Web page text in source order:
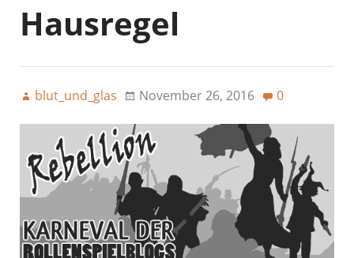
Hausregel
blut_und_glas November 26, 2016 0